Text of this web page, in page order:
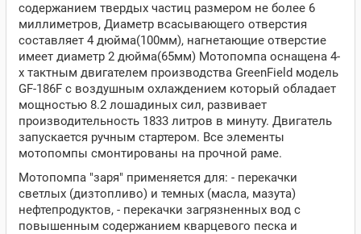
содержанием твердых частиц размером не более 6
миллиметров, Диаметр всасывающего отверстия
составляет 4 дюйма(100мм), нагнетающие отверстие
имеет диаметр 2 дюйма(65мм) Мотопомпа оснащена 4-
х тактным двигателем производства GreenField модель
GF-186F с воздушным охлаждением который обладает
мощностью 8.2 лошадиных сил, развивает
производительность 1833 литров в минуту. Двигатель
запускается ручным стартером. Все элементы
мотопомпы смонтированы на прочной раме.
Мотопомпа "заря" применяется для: - перекачки
светлых (дизтопливо) и темных (масла, мазута)
нефтепродуктов, - перекачки загрязненных вод с
повышенным содержанием кварцевого песка и